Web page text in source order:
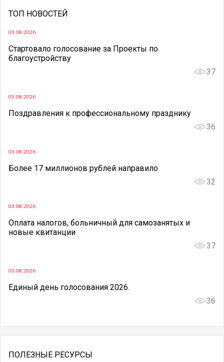
ТОП НОВОСТЕЙ
03.08.2026
Стартовало голосование за Проекты по
благоустройству
37
03.08.2026
Поздравления к профессиональному празднику
36
03.08.2026
Более 17 миллионов рублей направило
32
03.08.2026
Оплата налогов, больничный для самозанятых и
новые квитанции
37
03.08.2026
Единый день голосования 2026.
36
ПОЛЕЗНЫЕ РЕСУРСЫ